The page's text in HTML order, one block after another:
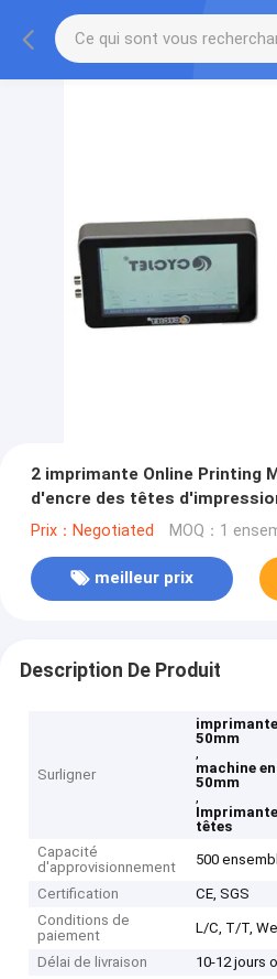
2 imprimante Online Printing
d'encre des têtes
Prix：Negotiated MOQ：1
meilleur prix
Description De Produit
Surligner
50mm
,
machine
50mm
,
têtes
Capacité
d'approvisionnement
500
Certification
CE, SGS
Conditions de
paiement
L/C, T/T,
Délai de livraison
10-12 jours